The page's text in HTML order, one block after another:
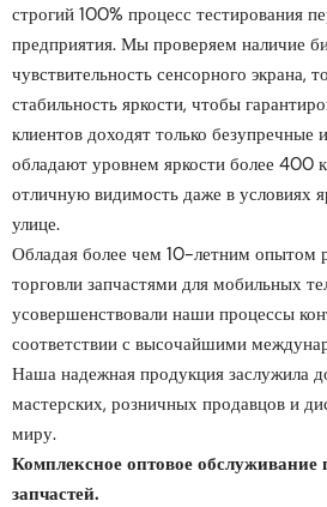
строгий 100% процесс тестирования
предприятия. Мы проверяем наличие
чувствительность сенсорного экрана,
стабильность яркости, чтобы
клиентов доходят только
обладают уровнем яркости более 400
отличную видимость даже в условиях
улице.
Обладая более чем 10-летним опытом
торговли запчастями для мобильных
усовершенствовали наши процессы
соответствии с высочайшими
Наша надежная продукция заслужила
мастерских, розничных продавцов и
миру.
Комплексное оптовое
запчастей.